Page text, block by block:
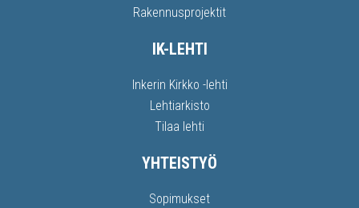
Rakennusprojektit
IK-LEHTI
Inkerin Kirkko -lehti
Lehtiarkisto
Tilaa lehti
YHTEISTYÖ
Sopimukset